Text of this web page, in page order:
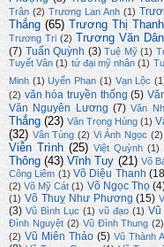
Trân (2) Trương Lan Anh (1)
Thắng (65) Trương Thị
Trương Tri (2) Trương Văn Dân
(7) Tuấn Quỳnh (3) Tuệ Mỹ (1)
Tuyết Vân (1) tứ đại mỹ nhân (1)
Minh (1) Uyển Phan (1) Vạn Lộc
(2) văn hóa truyền thống (5)
Văn Nguyên Lương (7) Văn
Thắng (23) Văn Trọng Hùng (1)
(32) Vân Tùng (2) Vi Ánh Ngọc (2)
Viễn Trình (25) Việt Quỳnh (1)
Thông (43) Vĩnh Tuy (21) Võ
Công Liêm (1) Võ Diệu Thanh
(2) Võ Mỹ Cát (1) Võ Ngọc Thọ
(1) Võ Thuỵ Như Phương (15)
(3) Vũ Bình Lục (1) vũ đạo (1)
Đình Nguyệt (2) Vũ Đình Thung (2)
(2) Vũ Miên Thảo (5) Vũ Thành